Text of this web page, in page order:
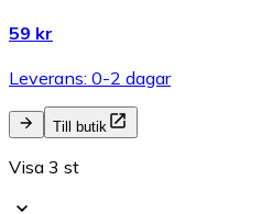
59 kr
Leverans: 0-2 dagar
Till butik
Visa 3 st